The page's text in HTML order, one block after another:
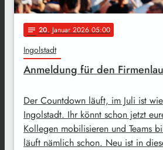
notes 20. Januar 2026 05:00
Ingolstadt
Anmeldung für den
Der Countdown läuft, im Juli ist
Ingolstadt. Ihr könnt schon jetzt
Kollegen mobilisieren und Teams
läuft nämlich schon. Neu ist in